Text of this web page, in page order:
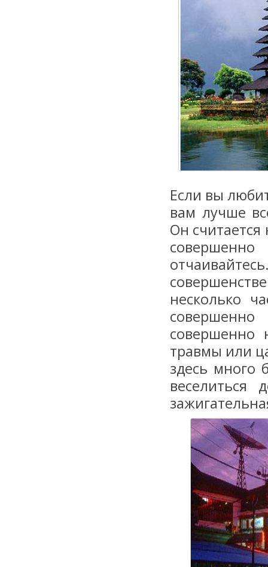
Если вы
вам лучше
Он
несколько
совершенно
травмы или
здесь много